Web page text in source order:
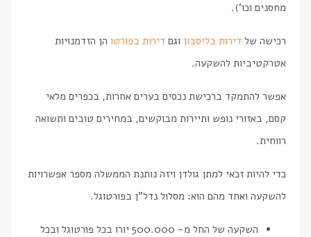
מחסנים וכו').
רכישה של דירות בליסבון וגם דירות בפורטו הן הזדמנויות
אטרקטיביות להשקעה.
אפשר להתמקד ברכישת נכסים בערים אחרות, בכפרים מלאי
קסם, באזורי נופש ותיירות מבוקשים, במחירים טובים ותשואה
רווחית.
כדי להיות זכאי למתן גולדן ויזה נותנת הממשלה מספר אפשרויות
להשקעה ואחד מהם הוא: מסלול נדל"ן בפורטוגל.
השקעה של החל מ- 500.000 יורו בכל פורטוגל ובכל